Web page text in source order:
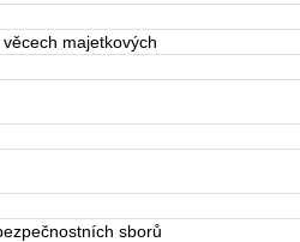
majetkových
sborů